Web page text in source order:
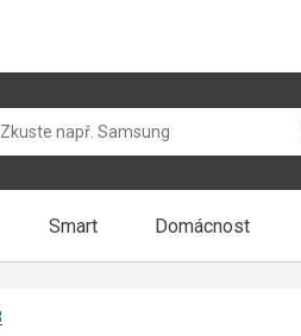
Smart Domácnost